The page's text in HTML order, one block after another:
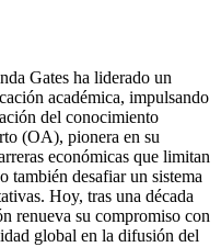
Gates ha liderado un
académica, impulsando
del conocimiento
(OA), pionera en su
económicas que limitan
también desafiar un sistema
Hoy, tras una década
renueva su compromiso con
global en la difusión del